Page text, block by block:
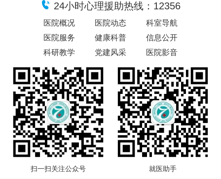
24小时心理援助热线：12356
医院概况 医院动态
科室导航
医院服务
健康科普
信息公开
科研教学
党建风采 医院影音
扫一扫关注公众号 就医助手